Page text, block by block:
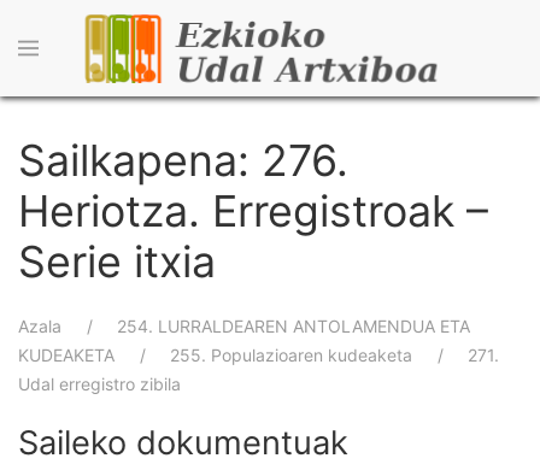
to
content
Sailkapena: 276.
Heriotza. Erregistroak –
Serie itxia
Breadcrumb
Azala
254. LURRALDEAREN ANTOLAMENDUA ETA
KUDEAKETA
255. Populazioaren kudeaketa
271.
Udal erregistro zibila
Saileko dokumentuak